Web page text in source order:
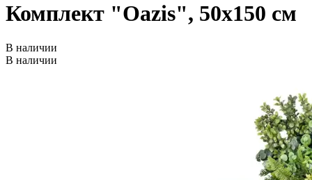
Комплект "Oazis", 50х150 см
В наличии
В наличии